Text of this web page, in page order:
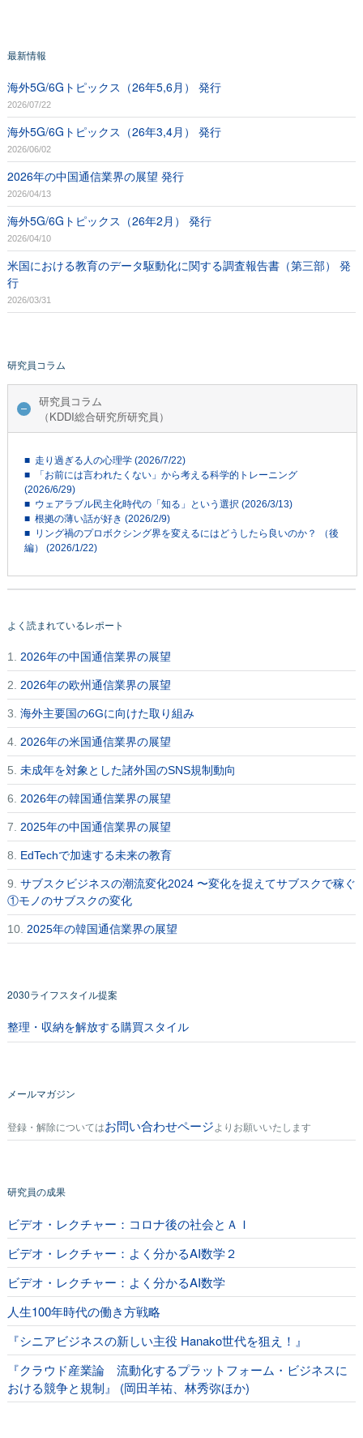
最新情報
海外5G/6Gトピックス（26年5,6月） 発行
2026/07/22
海外5G/6Gトピックス（26年3,4月） 発行
2026/06/02
2026年の中国通信業界の展望 発行
2026/04/13
海外5G/6Gトピックス（26年2月） 発行
2026/04/10
米国における教育のデータ駆動化に関する調査報告書（第三部） 発
行
2026/03/31
研究員コラム
研究員コラム
（KDDI総合研究所研究員）
■ 走り過ぎる人の心理学 (2026/7/22)
■ 「お前には言われたくない」から考える科学的トレーニング
(2026/6/29)
■ ウェアラブル民主化時代の「知る」という選択 (2026/3/13)
■ 根拠の薄い話が好き (2026/2/9)
■ リング禍のプロボクシング界を変えるにはどうしたら良いのか？ （後
編） (2026/1/22)
よく読まれているレポート
1. 2026年の中国通信業界の展望
2. 2026年の欧州通信業界の展望
3. 海外主要国の6Gに向けた取り組み
4. 2026年の米国通信業界の展望
5. 未成年を対象とした諸外国のSNS規制動向
6. 2026年の韓国通信業界の展望
7. 2025年の中国通信業界の展望
8. EdTechで加速する未来の教育
9. サブスクビジネスの潮流変化2024 〜変化を捉えてサブスクで稼ぐ
①モノのサブスクの変化
10. 2025年の韓国通信業界の展望
2030ライフスタイル提案
整理・収納を解放する購買スタイル
メールマガジン
登録・解除についてはお問い合わせページ よりお願いいたします
研究員の成果
ビデオ・レクチャー：コロナ後の社会とＡＩ
ビデオ・レクチャー：よく分かるAI数学２
ビデオ・レクチャー：よく分かるAI数学
人生100年時代の働き方戦略
『シニアビジネスの新しい主役 Hanako世代を狙え！』
『クラウド産業論 流動化するプラットフォーム・ビジネスに
おける競争と規制』 (岡田羊祐、林秀弥ほか)